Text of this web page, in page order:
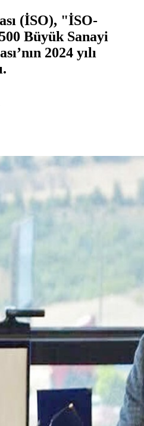
(İSO), "İSO-
Büyük Sanayi
2024 yılı